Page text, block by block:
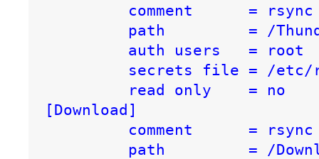
comment      = rsync
path         = /
         auth users   = root
secrets file = /etc/
         read only    = no
[Download]
path         = /